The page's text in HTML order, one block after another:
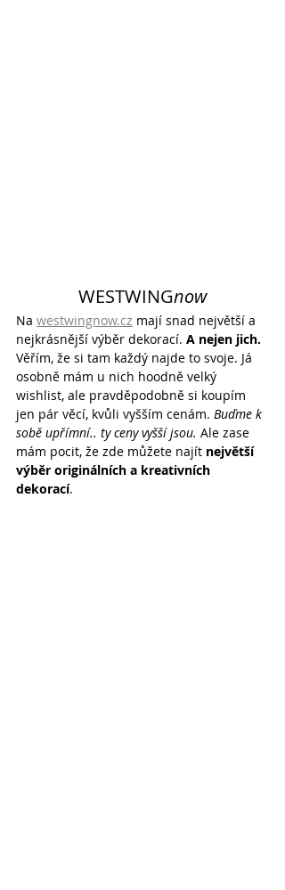
WESTWINGnow
Na westwingnow.cz mají snad největší a
nejkrásnější výběr dekorací. A nejen jich.
Věřím, že si tam každý najde to svoje. Já
osobně mám u nich hoodně velký
wishlist, ale pravděpodobně si koupím
jen pár věcí, kvůli vyšším cenám. Buďme k
sobě upřímní.. ty ceny vyšší jsou. Ale zase
mám pocit, že zde můžete najít největší
výběr originálních a kreativních
dekorací.